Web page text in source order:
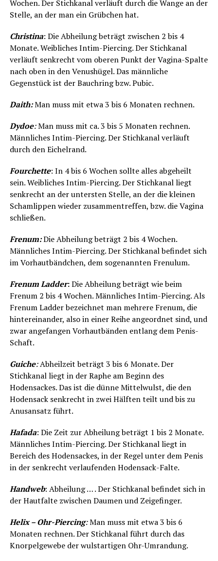
Wochen. Der Stichkanal verläuft durch die Wange an der
Stelle, an der man ein Grübchen hat.
Christina: Die Abheilung beträgt zwischen 2 bis 4
Monate. Weibliches Intim-Piercing. Der Stichkanal
verläuft senkrecht vom oberen Punkt der Vagina-Spalte
nach oben in den Venushügel. Das männliche
Gegenstück ist der Bauchring bzw. Pubic.
Daith:Man muss mit etwa 3 bis 6 Monaten rechnen.
Dydoe:Man muss mit ca. 3 bis 5 Monaten rechnen.
Männliches Intim-Piercing. Der Stichkanal verläuft
durch den Eichelrand.
Fourchette: In 4 bis 6 Wochen sollte alles abgeheilt
sein. Weibliches Intim-Piercing. Der Stichkanal liegt
senkrecht an der untersten Stelle, an der die kleinen
Schamlippen wieder zusammentreffen, bzw. die Vagina
schließen.
Frenum:Die Abheilung beträgt 2 bis 4 Wochen.
Männliches Intim-Piercing. Der Stichkanal befindet sich
im Vorhautbändchen, dem sogenannten Frenulum.
Frenum Ladder:Die Abheilung beträgt wie beim
Frenum 2 bis 4 Wochen. Männliches Intim-Piercing. Als
Frenum Ladder bezeichnet man mehrere Frenum, die
hintereinander, also in einer Reihe angeordnet sind, und
zwar angefangen Vorhautbänden entlang dem Penis-
Schaft.
Guiche:Abheilzeit beträgt 3 bis 6 Monate. Der
Stichkanal liegt in der Raphe am Beginn des
Hodensackes. Das ist die dünne Mittelwulst, die den
Hodensack senkrecht in zwei Hälften teilt und bis zu
Anusansatz führt.
Hafada: Die Zeit zur Abheilung beträgt 1 bis 2 Monate.
Männliches Intim-Piercing. Der Stichkanal liegt in
Bereich des Hodensackes, in der Regel unter dem Penis
in der senkrecht verlaufenden Hodensack-Falte.
Handweb: Abheilung … . Der Stichkanal befindet sich in
der Hautfalte zwischen Daumen und Zeigefinger.
Helix – Ohr-Piercing:Man muss mit etwa 3 bis 6
Monaten rechnen. Der Stichkanal führt durch das
Knorpelgewebe der wulstartigen Ohr-Umrandung.